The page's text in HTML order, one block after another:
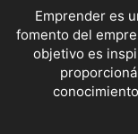
Emprender es
fomento del
objetivo es